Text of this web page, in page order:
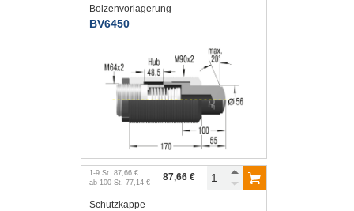
Bolzenvorlagerung
BV6450
1 -9 St. 87,66 €
ab 100 St. 77,14 € 87,66 €
Schutzkappe